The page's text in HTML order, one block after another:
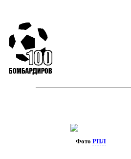
Фото РПЛ